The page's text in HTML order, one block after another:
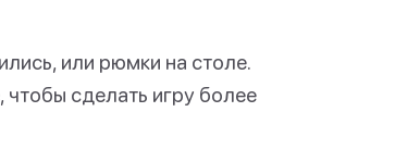
или рюмки на столе.
чтобы сделать игру более